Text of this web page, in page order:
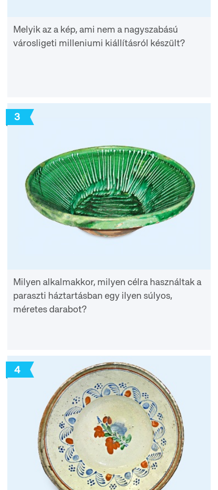
Melyik az a kép, ami nem a nagyszabású
városligeti milleniumi kiállításról készült?
3
Milyen alkalmakkor, milyen célra használtak a
paraszti háztartásban egy ilyen súlyos,
méretes darabot?
4